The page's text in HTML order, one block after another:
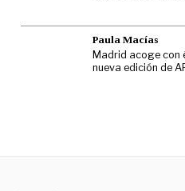
Paula Macías
Madrid acoge con
nueva edición de